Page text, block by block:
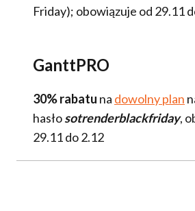
Friday); obowiązuje od 29.11
GanttPRO
30% rabatu na dowolny plan
hasłosotrenderblackfriday,
29.11 do 2.12